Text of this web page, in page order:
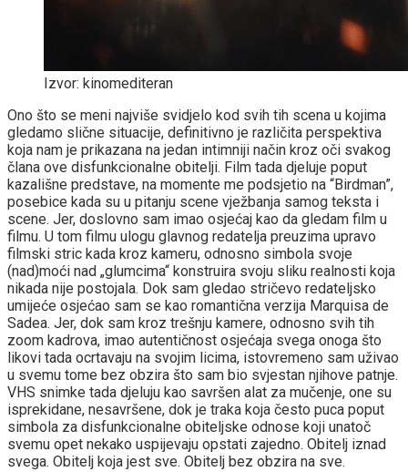
Izvor: kinomediteran
Ono što se meni najviše svidjelo kod svih tih scena u kojima
gledamo slične situacije, definitivno je različita perspektiva
koja nam je prikazana na jedan intimniji način kroz oči svakog
člana ove disfunkcionalne obitelji. Film tada djeluje poput
kazališne predstave, na momente me podsjetio na “Birdman”,
posebice kada su u pitanju scene vježbanja samog teksta i
scene. Jer, doslovno sam imao osjećaj kao da gledam film u
filmu. U tom filmu ulogu glavnog redatelja preuzima upravo
filmski stric kada kroz kameru, odnosno simbola svoje
(nad)moći nad „glumcima“ konstruira svoju sliku realnosti koja
nikada nije postojala. Dok sam gledao stričevo redateljsko
umijeće osjećao sam se kao romantična verzija Marquisa de
Sadea. Jer, dok sam kroz trešnju kamere, odnosno svih tih
zoom kadrova, imao autentičnost osjećaja svega onoga što
likovi tada ocrtavaju na svojim licima, istovremeno sam uživao
u svemu tome bez obzira što sam bio svjestan njihove patnje.
VHS snimke tada djeluju kao savršen alat za mučenje, one su
isprekidane, nesavršene, dok je traka koja često puca poput
simbola za disfunkcionalne obiteljske odnose koji unatoč
svemu opet nekako uspijevaju opstati zajedno. Obitelj iznad
svega. Obitelj koja jest sve. Obitelj bez obzira na sve.